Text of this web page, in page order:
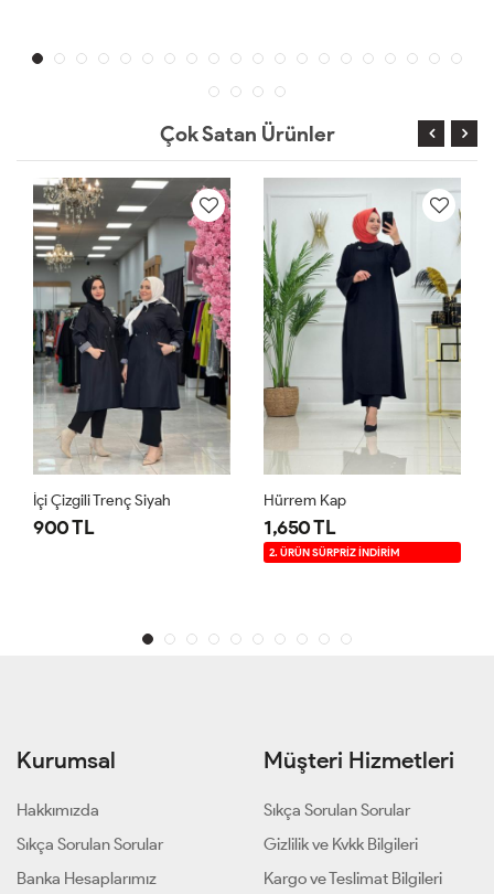
Çok Satan Ürünler
İçi Çizgili Trenç Siyah
900 TL
Hürrem Kap
1,650 TL
2. ÜRÜN SÜRPRİZ İNDİRİM
Kurumsal
Hakkımızda
Sıkça Sorulan Sorular
Banka Hesaplarımız
Müşteri Hizmetleri
Sıkça Sorulan Sorular
Gizlilik ve Kvkk Bilgileri
Kargo ve Teslimat Bilgileri